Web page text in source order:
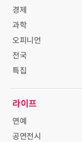
경제
과학
오피니언
전국
특집
라이프
연예
공연전시